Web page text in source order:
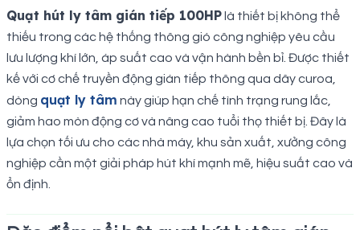
Description
Quạt hút ly tâm gián tiếp 100HP là thiết bị không thể
thiếu trong các hệ thống thông gió công nghiệp yêu cầu
lưu lượng khí lớn, áp suất cao và vận hành bền bỉ. Được thiết
kế với cơ chế truyền động gián tiếp thông qua dây curoa,
dòng quạt ly tâm này giúp hạn chế tình trạng rung lắc,
giảm hao mòn động cơ và nâng cao tuổi thọ thiết bị. Đây là
lựa chọn tối ưu cho các nhà máy, khu sản xuất, xưởng công
nghiệp cần một giải pháp hút khí mạnh mẽ, hiệu suất cao và
ổn định.